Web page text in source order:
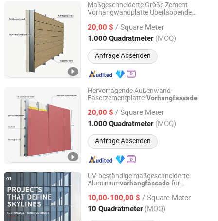
Maßgeschneiderte Größe Zement
Vorhangwandplatte Überlappende
20,00 $ / Square Meter
1.000 Quadratmeter (MOQ)
Anfrage Absenden
Guangzhou New View Building Mate-Rial Co. Ltd.
Guangdong, China Seit 2026
Hervorragende Außenwand-
Faserzementplatte-Vorhangfassade
20,00 $ / Square Meter
1.000 Quadratmeter (MOQ)
Anfrage Absenden
Guangzhou New View Building Mate-Rial Co. Ltd.
Guangdong, China Seit 2026
UV-beständige maßgeschneiderte
Aluminiumvorhangfassade für
10,00-100,00 $ / Square Meter
10 Quadratmeter (MOQ)
Shandong Fortiswall Energy Saving Technology Co., Ltd.
Shandong, China Seit 2026